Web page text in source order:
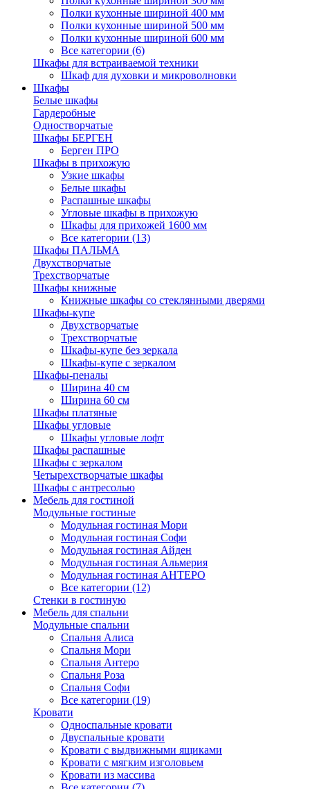
Полки кухонные шириной 400 мм
Полки кухонные шириной 500 мм
Полки кухонные шириной 600 мм
Все категории (6)
Шкафы для встраиваемой техники
Шкаф для духовки и микроволновки
Шкафы
Белые шкафы
Гардеробные
Одностворчатые
Шкафы БЕРГЕН
Берген ПРО
Шкафы в прихожую
Узкие шкафы
Белые шкафы
Распашные шкафы
Угловые шкафы в прихожую
Шкафы для прихожей 1600 мм
Все категории (13)
Шкафы ПАЛЬМА
Двухстворчатые
Трехстворчатые
Шкафы книжные
Книжные шкафы со стеклянными дверями
Шкафы-купе
Двухстворчатые
Трехстворчатые
Шкафы-купе без зеркала
Шкафы-купе с зеркалом
Шкафы-пеналы
Ширина 40 см
Ширина 60 см
Шкафы платяные
Шкафы угловые
Шкафы угловые лофт
Шкафы распашные
Шкафы с зеркалом
Четырехстворчатые шкафы
Шкафы с антресолью
Мебель для гостиной
Модульные гостиные
Модульная гостиная Мори
Модульная гостиная Софи
Модульная гостиная Айден
Модульная гостиная Альмерия
Модульная гостиная АНТЕРО
Все категории (12)
Стенки в гостиную
Мебель для спальни
Модульные спальни
Спальня Алиса
Спальня Мори
Спальня Антеро
Спальня Роза
Спальня Софи
Все категории (19)
Кровати
Односпальные кровати
Двуспальные кровати
Кровати с выдвижными ящиками
Кровати с мягким изголовьем
Кровати из массива